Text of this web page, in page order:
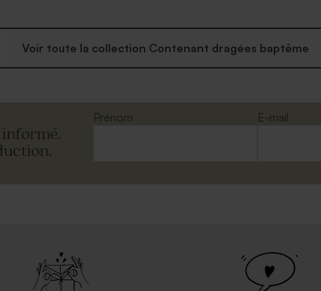
Voir toute la collection Contenant dragées baptême
Prénom
E-mail